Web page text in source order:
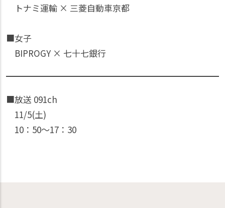
トナミ運輸 × 三菱自動車京都
■女子
BIPROGY × 七十七銀行
■放送 091ch
11/5(土)
10：50〜17：30